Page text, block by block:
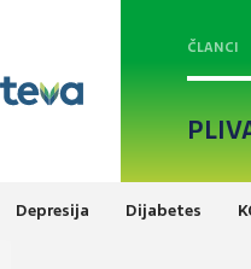
ČLANCI
Depresija Dijabetes